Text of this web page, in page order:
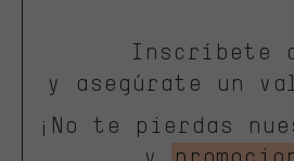
Inscríbete
y asegúrate un
¡No te pierdas